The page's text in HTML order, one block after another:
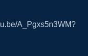
A_Pgxs5n3WM?